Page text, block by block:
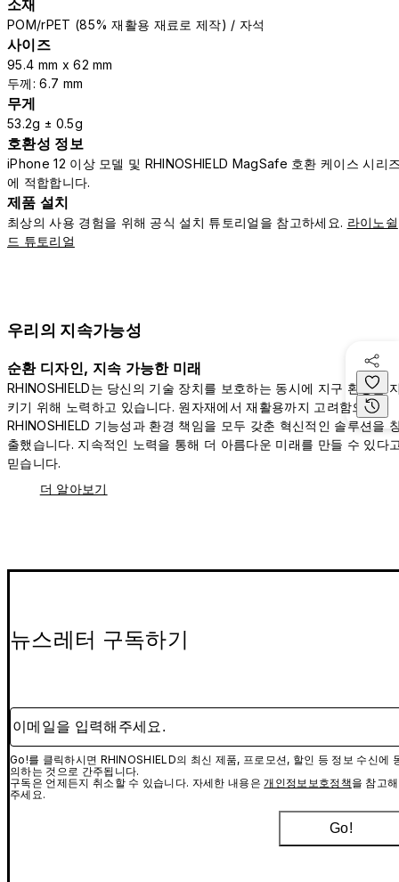
소재
POM/rPET (85% 재활용 재료로 제작) / 자석
사이즈
95.4 mm x 62 mm
두께: 6.7 mm
무게
53.2g ± 0.5g
호환성 정보
iPhone 12 이상 모델 및 RHINOSHIELD MagSafe 호환 케이스 시리
에 적합합니다.
제품 설치
최상의 사용 경험을 위해 공식 설치 튜토리얼을 참고하세요. 라이노쉴
드 튜토리얼
우리의 지속가능성
순환 디자인, 지속 가능한 미래
RHINOSHIELD는 당신의 기술 장치를 보호하는 동시에 지구 환경을
키기 위해 노력하고 있습니다. 원자재에서 재활용까지 고려함으로써
RHINOSHIELD 기능성과 환경 책임을 모두 갖춘 혁신적인 솔루션을
출했습니다. 지속적인 노력을 통해 더 아름다운 미래를 만들 수 있다
믿습니다.
더 알아보기
뉴스레터 구독하기
이메일을 입력해주세요.
Go!를 클릭하시면 RHINOSHIELD의 최신 제품, 프로모션, 할인 등 정보 수신에
의하는 것으로 간주됩니다.
구독은 언제든지 취소할 수 있습니다. 자세한 내용은 개인정보보호정책을 참고해
주세요.
Go!